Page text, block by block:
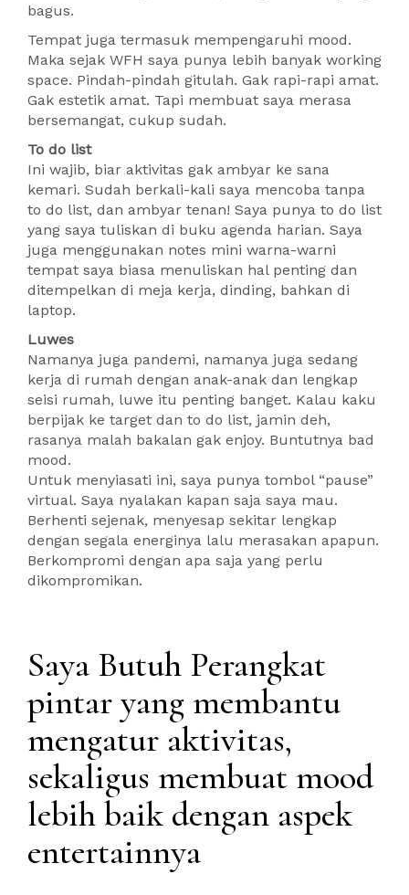
bagus.
Tempat juga termasuk mempengaruhi mood.
Maka sejak WFH saya punya lebih banyak working
space. Pindah-pindah gitulah. Gak rapi-rapi amat.
Gak estetik amat. Tapi membuat saya merasa
bersemangat, cukup sudah.
To do list
Ini wajib, biar aktivitas gak ambyar ke sana
kemari. Sudah berkali-kali saya mencoba tanpa
to do list, dan ambyar tenan! Saya punya to do list
yang saya tuliskan di buku agenda harian. Saya
juga menggunakan notes mini warna-warni
tempat saya biasa menuliskan hal penting dan
ditempelkan di meja kerja, dinding, bahkan di
laptop.
Luwes
Namanya juga pandemi, namanya juga sedang
kerja di rumah dengan anak-anak dan lengkap
seisi rumah, luwe itu penting banget. Kalau kaku
berpijak ke target dan to do list, jamin deh,
rasanya malah bakalan gak enjoy. Buntutnya bad
mood.
Untuk menyiasati ini, saya punya tombol “pause”
virtual. Saya nyalakan kapan saja saya mau.
Berhenti sejenak, menyesap sekitar lengkap
dengan segala energinya lalu merasakan apapun.
Berkompromi dengan apa saja yang perlu
dikompromikan.
Saya Butuh Perangkat
pintar yang membantu
mengatur aktivitas,
sekaligus membuat mood
lebih baik dengan aspek
entertainnya